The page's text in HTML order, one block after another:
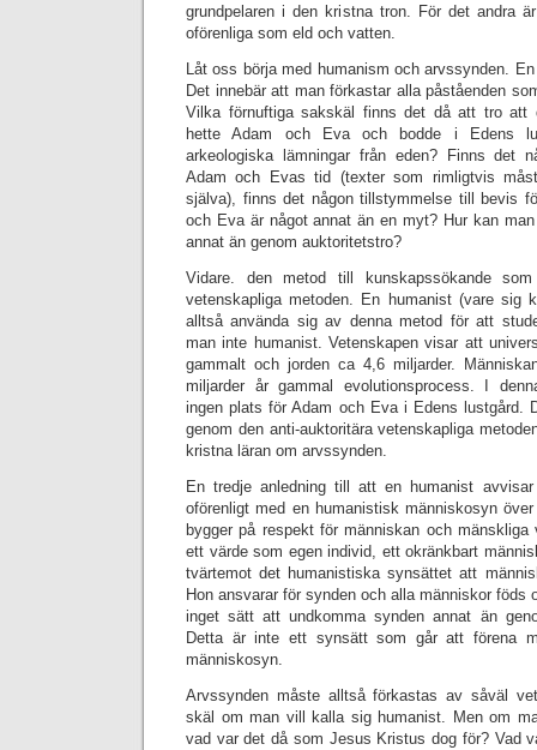
grundpelaren i den kristna tron. För det andra
oförenliga som eld och vatten.
Låt oss börja med humanism och arvssynden.
Det innebär att man förkastar alla påståenden
Vilka förnuftiga sakskäl finns det då att tro att
hette Adam och Eva och bodde i Edens
arkeologiska lämningar från eden? Finns det
Adam och Evas tid (texter som rimligtvis
själva), finns det någon tillstymmelse till bevis
och Eva är något annat än en myt? Hur kan
annat än genom auktoritetstro?
Vidare. den metod till kunskapssökande
vetenskapliga metoden. En humanist (vare sig
alltså använda sig av denna metod för att
man inte humanist. Vetenskapen visar att
gammalt och jorden ca 4,6 miljarder.
miljarder år gammal evolutionsprocess. I
ingen plats för Adam och Eva i Edens lustgård.
genom den anti-auktoritära vetenskapliga
kristna läran om arvssynden.
En tredje anledning till att en humanist
oförenligt med en humanistisk människosyn
bygger på respekt för människan och mänskliga
ett värde som egen individ, ett okränkbart
tvärtemot det humanistiska synsättet att
Hon ansvarar för synden och alla människor föds
inget sätt att undkomma synden annat än
Detta är inte ett synsätt som går att förena
människosyn.
Arvssynden måste alltså förkastas av såväl
skäl om man vill kalla sig humanist. Men om
vad var det då som Jesus Kristus dog för? Vad